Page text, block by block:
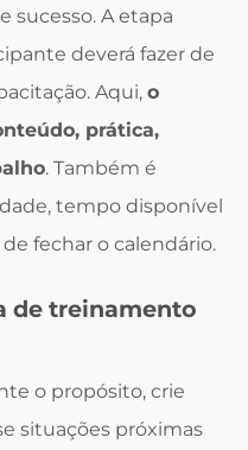
sucesso. A etapa
deverá fazer de
Aqui, o
prática,
. Também é
tempo disponível
fechar o calendário.
de treinamento
o propósito, crie
situações próximas